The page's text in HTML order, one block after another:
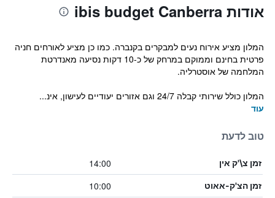
אודות ibis budget Canberra
המלון מציע אירוח נעים למבקרים בקנברה. כמו כן מציע לאורחים חניה
פרטית בחינם וממוקם במרחק של כ-10 דקות נסיעה מאנדרטת
המלחמה של אוסטרליה.
המלון כולל שירותי קבלה 24/7 וגם אזורים יעודיים לעישון, אינ...
עוד
טוב לדעת
זמן צ\'ק אין 14:00
זמן הצ'ק-אאוט 10:00